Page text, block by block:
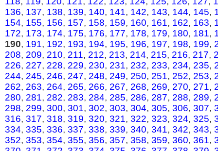
136, 137, 138, 139, 140, 141, 142, 143, 144, 145,
154, 155, 156, 157, 158, 159, 160, 161, 162, 163,
172, 173, 174, 175, 176, 177, 178, 179, 180, 181,
190, 191, 192, 193, 194, 195, 196, 197, 198, 199,
208, 209, 210, 211, 212, 213, 214, 215, 216, 217,
226, 227, 228, 229, 230, 231, 232, 233, 234, 235,
244, 245, 246, 247, 248, 249, 250, 251, 252, 253,
262, 263, 264, 265, 266, 267, 268, 269, 270, 271,
280, 281, 282, 283, 284, 285, 286, 287, 288, 289,
298, 299, 300, 301, 302, 303, 304, 305, 306, 307,
316, 317, 318, 319, 320, 321, 322, 323, 324, 325,
334, 335, 336, 337, 338, 339, 340, 341, 342, 343,
352, 353, 354, 355, 356, 357, 358, 359, 360, 361,